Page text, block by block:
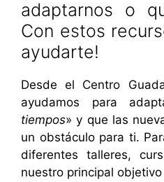
adaptarnos o
Con estos
ayudarte!
Desde el Centro
ayudamos para
tiempos» y que las
un obstáculo para ti.
diferentes talleres,
nuestro principal